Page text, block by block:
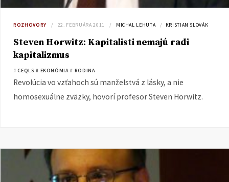
ROZHOVORY 22. FEBRUÁRA 2011 MICHAL LEHUTA KRISTIAN SLOVÁK
Steven Horwitz: Kapitalisti nemajú radi
kapitalizmus
# CEQLS # EKONÓMIA # RODINA
Revolúcia vo vzťahoch sú manželstvá z lásky, a nie
homosexuálne zväzky, hovorí profesor Steven Horwitz.